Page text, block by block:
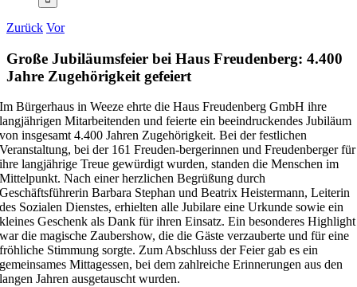
Zurück Vor
Große Jubiläumsfeier bei Haus Freudenberg: 4.400
Jahre Zugehörigkeit gefeiert
Im Bürgerhaus in Weeze ehrte die Haus Freudenberg GmbH ihre
langjährigen Mitarbeitenden und feierte ein beeindruckendes Jubiläum
von insgesamt 4.400 Jahren Zugehörigkeit. Bei der festlichen
Veranstaltung, bei der 161 Freuden-bergerinnen und Freudenberger für
ihre langjährige Treue gewürdigt wurden, standen die Menschen im
Mittelpunkt. Nach einer herzlichen Begrüßung durch
Geschäftsführerin Barbara Stephan und Beatrix Heistermann, Leiterin
des Sozialen Dienstes, erhielten alle Jubilare eine Urkunde sowie ein
kleines Geschenk als Dank für ihren Einsatz. Ein besonderes Highlight
war die magische Zaubershow, die die Gäste verzauberte und für eine
fröhliche Stimmung sorgte. Zum Abschluss der Feier gab es ein
gemeinsames Mittagessen, bei dem zahlreiche Erinnerungen aus den
langen Jahren ausgetauscht wurden.